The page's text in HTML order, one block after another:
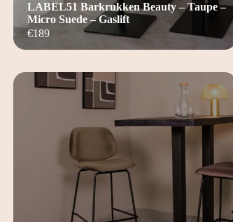
€189
LABEL51 Barkrukken Beauty – Taupe –
Micro Suede – Gaslift